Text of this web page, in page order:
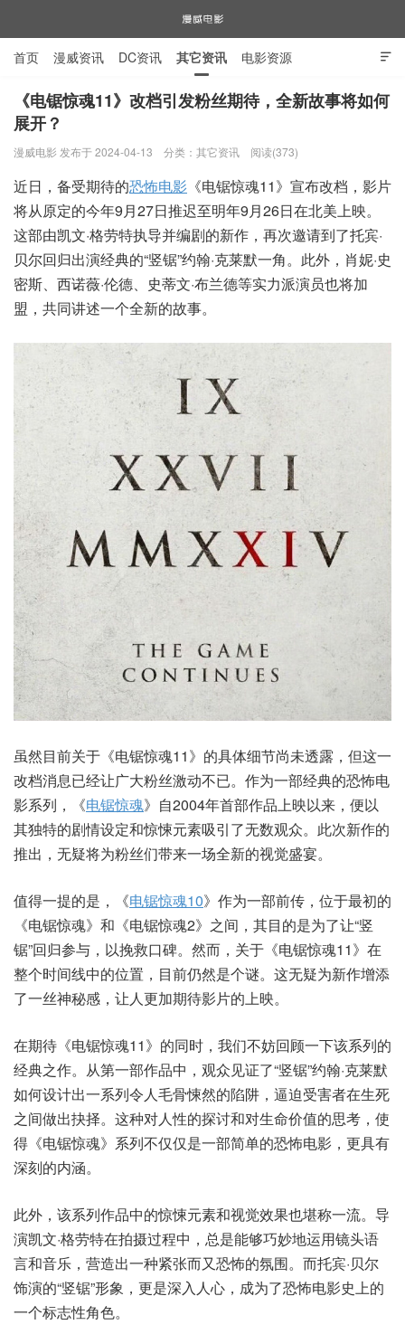
漫威电影

首页 漫威资讯 DC资讯 其它资讯 电影资源
电视剧资源 漫威图片
《电锯惊魂11》改档引发粉丝期待，全新故事将如何
展开？
漫威电影 发布于 2024-04-13 分类： 其它资讯 阅读(373)
近日，备受期待的恐怖电影 《电锯惊魂11》宣布改档，影片
将从原定的今年9月27日推迟至明年9月26日在北美上映。
这部由凯文·格劳特执导并编剧的新作，再次邀请到了托宾·
贝尔回归出演经典的“竖锯”约翰·克莱默一角。此外，肖妮·史
密斯、西诺薇·伦德、史蒂文·布兰德等实力派演员也将加
盟，共同讲述一个全新的故事。
虽然目前关于《电锯惊魂11》的具体细节尚未透露，但这一
改档消息已经让广大粉丝激动不已。作为一部经典的恐怖电
影系列，《电锯惊魂》自2004年首部作品上映以来，便以
其独特的剧情设定和惊悚元素吸引了无数观众。此次新作的
推出，无疑将为粉丝们带来一场全新的视觉盛宴。
值得一提的是，《电锯惊魂10》作为一部前传，位于最初的
《电锯惊魂》和《电锯惊魂2》之间，其目的是为了让“竖
锯”回归参与，以挽救口碑。然而，关于《电锯惊魂11》在
整个时间线中的位置，目前仍然是个谜。这无疑为新作增添
了一丝神秘感，让人更加期待影片的上映。
在期待《电锯惊魂11》的同时，我们不妨回顾一下该系列的
经典之作。从第一部作品中，观众见证了“竖锯”约翰·克莱默
如何设计出一系列令人毛骨悚然的陷阱，逼迫受害者在生死
之间做出抉择。这种对人性的探讨和对生命价值的思考，使
得《电锯惊魂》系列不仅仅是一部简单的恐怖电影，更具有
深刻的内涵。
此外，该系列作品中的惊悚元素和视觉效果也堪称一流。导
演凯文·格劳特在拍摄过程中，总是能够巧妙地运用镜头语
言和音乐，营造出一种紧张而又恐怖的氛围。而托宾·贝尔
饰演的“竖锯”形象，更是深入人心，成为了恐怖电影史上的
一个标志性角色。